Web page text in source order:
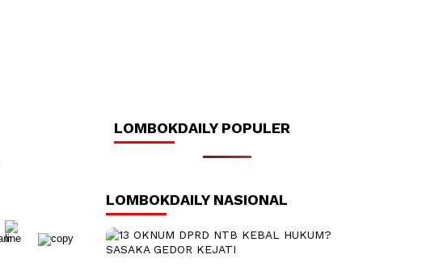
LOMBOKDAILY POPULER
LOMBOKDAILY NASIONAL